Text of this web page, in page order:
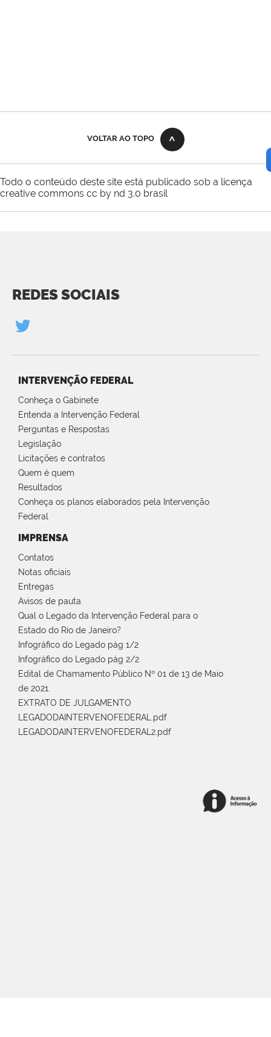
VOLTAR AO TOPO
Todo o conteúdo deste site está publicado sob a licença
creative commons cc by nd 3.0 brasil
REDES SOCIAIS
INTERVENÇÃO FEDERAL
Conheça o Gabinete
Entenda a Intervenção Federal
Perguntas e Respostas
Legislação
Licitações e contratos
Quem é quem
Resultados
Conheça os planos elaborados pela Intervenção
Federal
IMPRENSA
Contatos
Notas oficiais
Entregas
Avisos de pauta
Qual o Legado da Intervenção Federal para o
Estado do Rio de Janeiro?
Infográfico do Legado pág 1/2
Infográfico do Legado pág 2/2
Edital de Chamamento Público Nº 01 de 13 de Maio
de 2021.
EXTRATO DE JULGAMENTO
LEGADODAINTERVENOFEDERAL.pdf
LEGADODAINTERVENOFEDERAL2.pdf